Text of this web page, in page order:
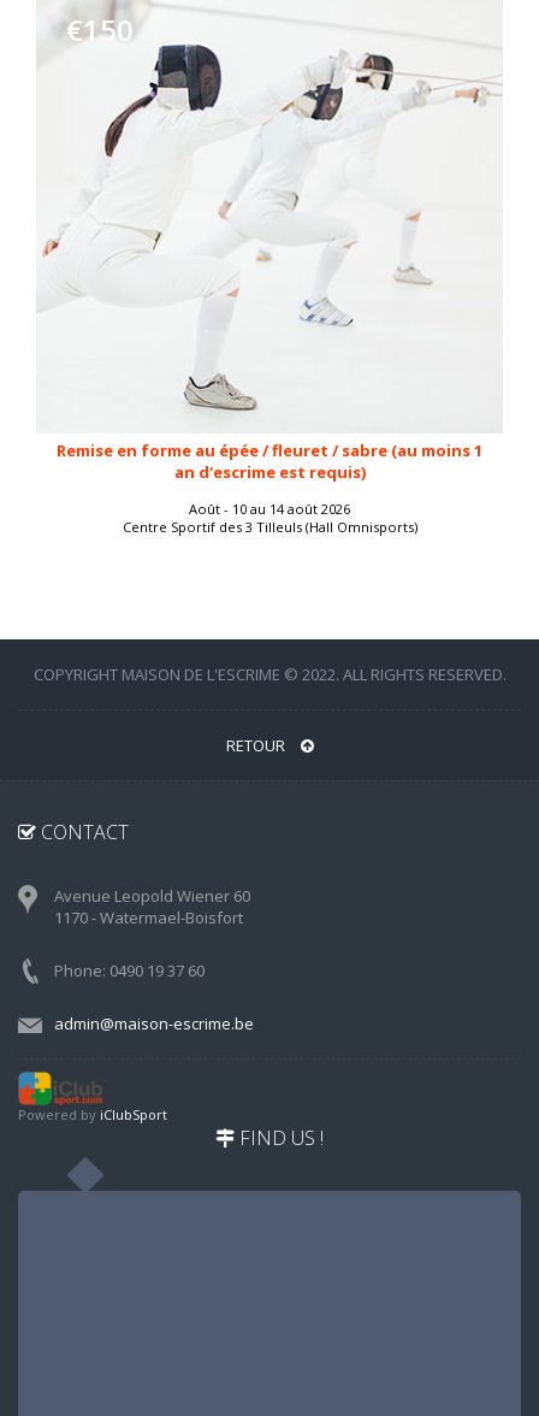
€150
Remise en forme au épée / fleuret / sabre (au moins 1
an d'escrime est requis)
Août - 10 au 14 août 2026
Centre Sportif des 3 Tilleuls (Hall Omnisports)
COPYRIGHT MAISON DE L'ESCRIME © 2022. ALL RIGHTS RESERVED.
RETOUR
CONTACT
Avenue Leopold Wiener 60
1170 - Watermael-Boisfort
Phone: 0490 19 37 60
admin@maison-escrime.be
Powered by iClubSport
FIND US !